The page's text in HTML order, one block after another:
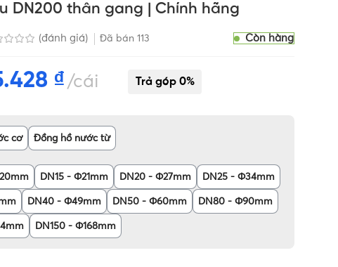
DN200 thân gang | Chính hãng
(đánh giá) Đã bán 113 Còn hàng
₫ cái
cơ Đồng hồ nước từ
DN15 - Φ21mm DN20 - Φ27mm DN25 - Φ34mm
DN40 - Φ49mm DN50 - Φ60mm DN80 - Φ90mm
DN150 - Φ168mm